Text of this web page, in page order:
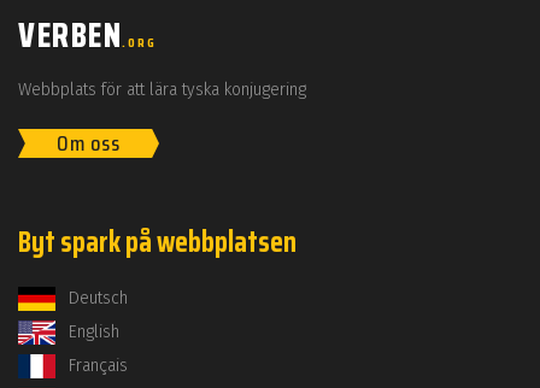
VERBEN.ORG
Webbplats för att lära tyska konjugering
Om oss
Byt spark på webbplatsen
Deutsch
English
Français